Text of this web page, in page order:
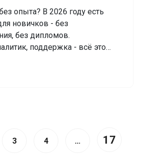
опыта? В 2026 году есть
новичков - без
без дипломов.
поддержка - всё это
3 4 … 17